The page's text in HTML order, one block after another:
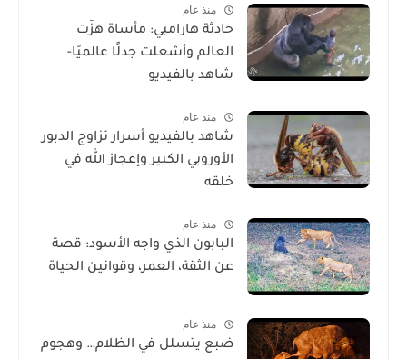
منذ عام
حادثة هارامبي: مأساة هزّت
العالم وأشعلت جدلًا عالميًا-
شاهد بالفيديو
منذ عام
شاهد بالفيديو أسرار تزاوج الدبور
الأوروبي الكبير وإعجاز الله في
خلقه
منذ عام
البابون الذي واجه الأسود: قصة
عن الثقة، العمر، وقوانين الحياة
منذ عام
ضبع يتسلل في الظلام… وهجوم